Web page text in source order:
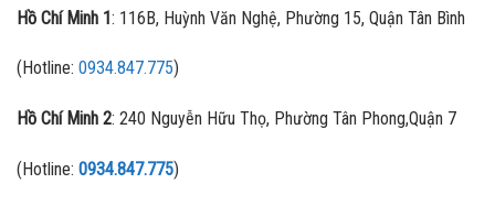
Hồ Chí Minh 1: 116B, Huỳnh Văn Nghệ, Phường 15, Quận Tân Bình
(Hotline: 0934.847.775)
Hồ Chí Minh 2: 240 Nguyễn Hữu Thọ, Phường Tân Phong,Quận 7
(Hotline: 0934.847.775)